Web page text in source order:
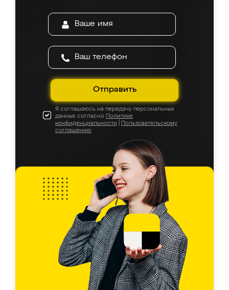
Отправить
Я соглашаюсь на передачу персональных
данных согласно Политике
конфиденциальности
Пользовательскому
соглашению